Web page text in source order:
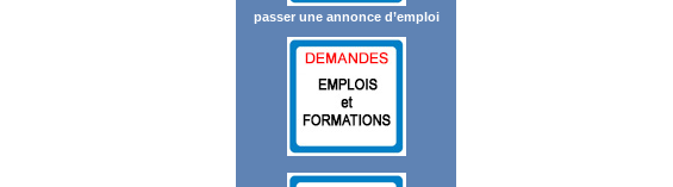
passer une annonce d’emploi